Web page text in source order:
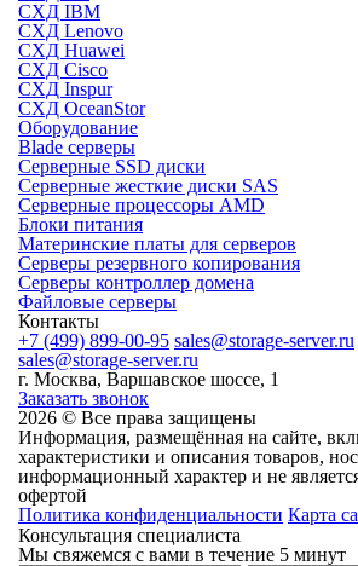
СХД IBM
СХД Lenovo
СХД Huawei
СХД Cisco
СХД Inspur
СХД OceanStor
Оборудование
Blade серверы
Серверные SSD диски
Cерверные жесткие диски SAS
Серверные процессоры AMD
Блоки питания
Материнские платы для серверов
Серверы резервного копирования
Серверы контроллер домена
Файловые серверы
Контакты
+7 (499) 899-00-95 sales@storage-server.ru
sales@storage-server.ru
г. Москва, Варшавское шоссе, 1
Заказать звонок
2026 © Все права защищены
Информация, размещённая на сайте,
характеристики и описания товаров,
информационный характер и не
офертой
Политика конфиденциальности Карта
Консультация специалиста
Мы свяжемся с вами в течение 5 минут